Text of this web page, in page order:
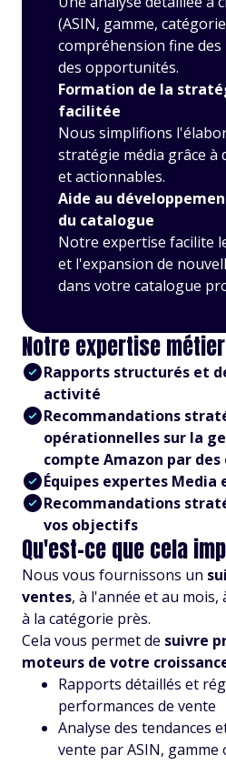
(ASIN, gamme,
compréhension fine
des opportunités.
Formation de la
facilitée
Nous simplifions
stratégie média grâce à
et actionnables.
Aide au
du catalogue
Notre expertise facilite
et l'expansion de
dans votre catalogue
Notre expertise métier
Rapports structurés et
activité
Recommandations
opérationnelles sur la
compte Amazon par
Équipes expertes Media
Recommandations
vos objectifs
Qu'est-ce que cela
Nous vous fournissons un
ventes, à l'année et au mois,
à la catégorie près.
Cela vous permet de suivre
moteurs de votre
Rapports détaillés et
performances de vente
Analyse des tendances
vente par ASIN, gamme